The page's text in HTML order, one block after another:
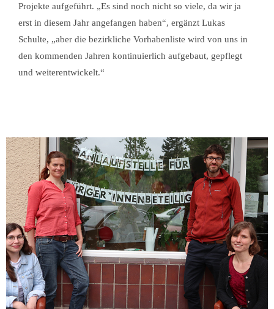
Projekte aufgeführt. „Es sind noch nicht so viele, da wir ja
erst in diesem Jahr angefangen haben“, ergänzt Lukas
Schulte, „aber die bezirkliche Vorhabenliste wird von uns in
den kommenden Jahren kontinuierlich aufgebaut, gepflegt
und weiterentwickelt.“